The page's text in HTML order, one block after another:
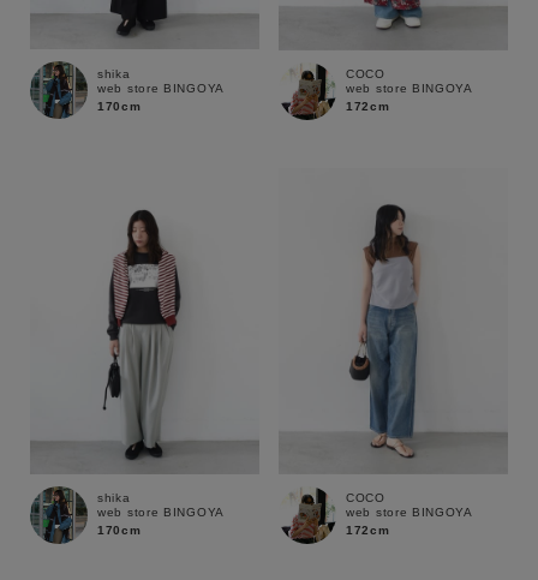
shika
web store BINGOYA
170cm
COCO
web store BINGOYA
172cm
shika
web store BINGOYA
170cm
COCO
web store BINGOYA
172cm